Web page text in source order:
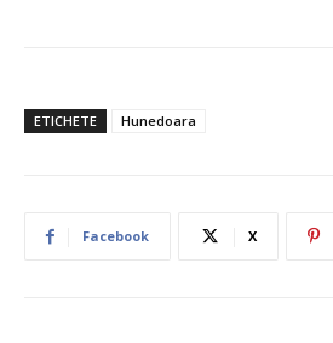
ETICHETE Hunedoara
Facebook X